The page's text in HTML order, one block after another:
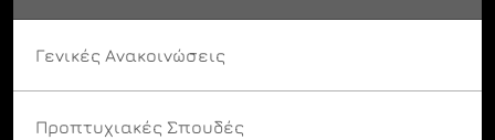
Γενικές Ανακοινώσεις
Προπτυχιακές Σπουδές